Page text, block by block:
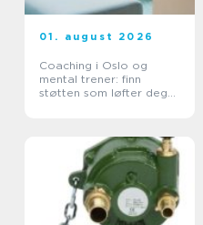
01. august 2026
Coaching i Oslo og
mental trener: finn
støtten som løfter deg